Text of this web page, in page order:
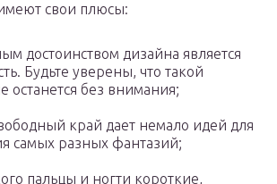
свои плюсы:
достоинством дизайна является
Будьте уверены, что такой
останется без внимания;
край дает немало идей для
самых разных фантазий;
пальцы и ногти короткие,